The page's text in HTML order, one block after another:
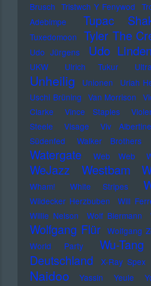
Brusch Tristwch Y Fenywod
Adebimpe
Tupac
Tuxedomoon Tyler The
Udo Jürgens
Udo
UKW Ulrich Tukur
Unheilig Unionen Uriah
Uschi Brüning Van Morrison
Clarke
Vince Staples
Steele
Visage Viv Albertine
Südenfed
Walker Brothers
Watergate Web Web
WeJazz Westbam
Wham!
White Stripes
Wildecker Herzbuben Will
Willie Nelson
Wolf Biermann
Wolfgang Flür Wolfgang
World Party
Wu-
Deutschland
X-Ray Spex
Naidoo
Yassin Yeule